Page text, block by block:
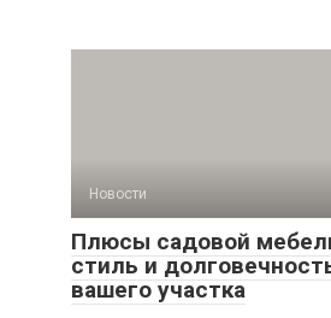
Новости
Плюсы садовой
стиль и
вашего участка